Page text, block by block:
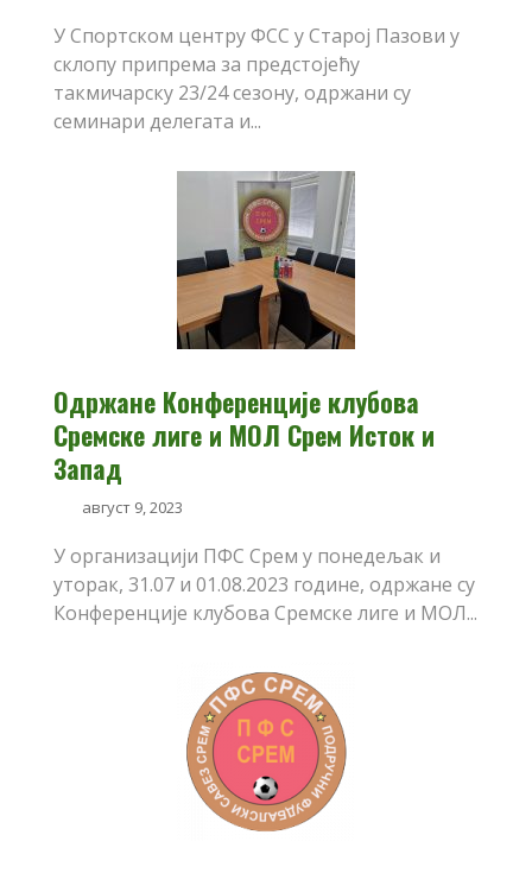
У Спортском центру ФСС у Старој Пазови у
склопу припрема за предстојећу
такмичарску 23/24 сезону, одржани су
семинари делегата и...
Одржане Конференције клубова
Сремске лиге и МОЛ Срем Исток и
Запад
август 9, 2023
У организацији ПФС Срем у понедељак и
уторак, 31.07 и 01.08.2023 године, одржане су
Конференције клубова Сремске лиге и МОЛ...